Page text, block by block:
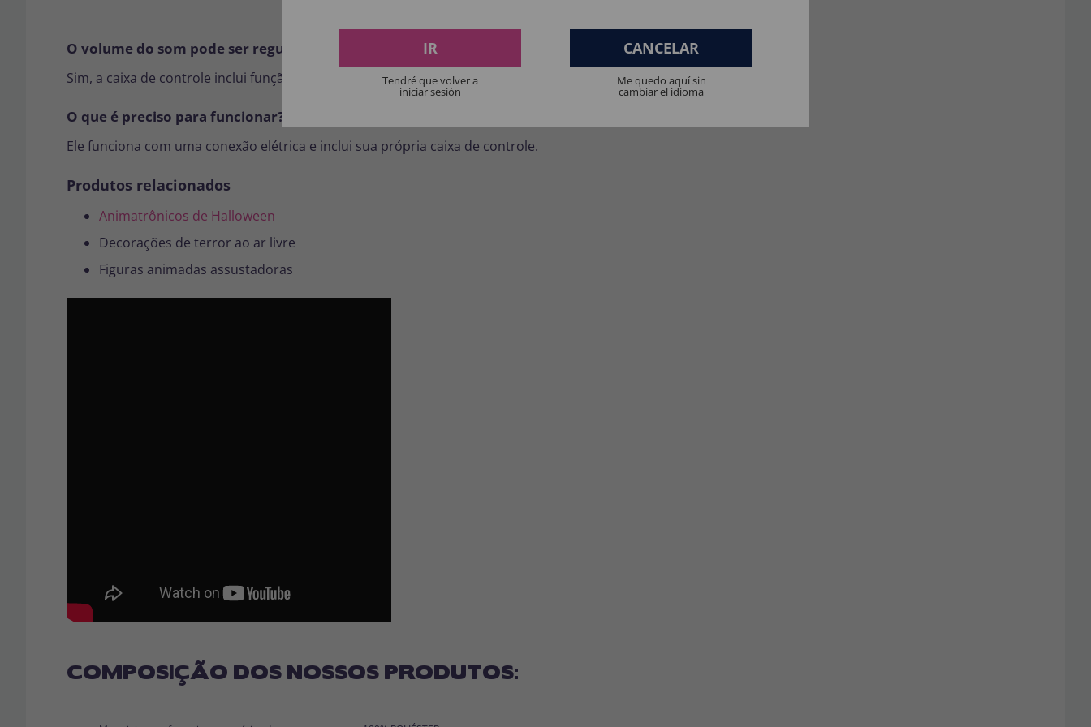
O volume do som pode ser regulado?
Sim, a caixa de controle inclui função de volume ajustável.
O que é preciso para funcionar?
Ele funciona com uma conexão elétrica e inclui sua própria caixa de controle.
Produtos relacionados
Animatrônicos de Halloween
Decorações de terror ao ar livre
Figuras animadas assustadoras
COMPOSIÇÃO DOS NOSSOS PRODUTOS:
IR
Tendré que volver a
iniciar sesión
CANCELAR
Me quedo aquí sin
cambiar el idioma